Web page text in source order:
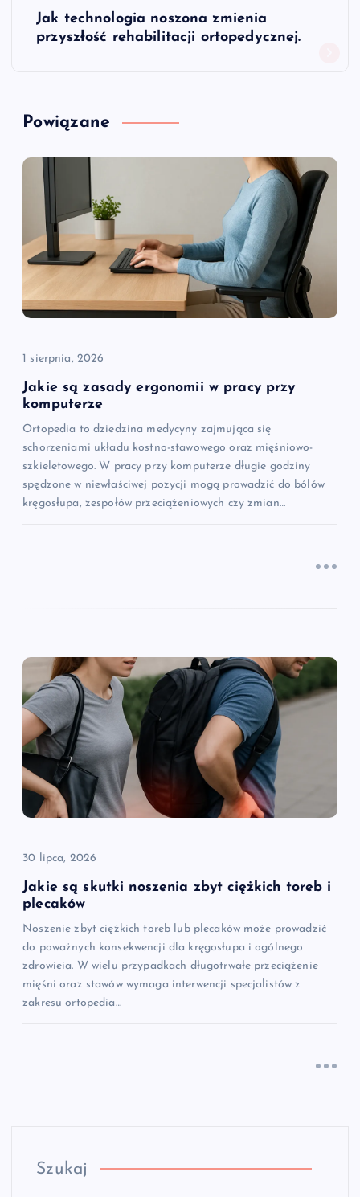
c
w
p
s
u
Jak technologia noszona zmienia
przyszłość rehabilitacji ortopedycznej.
Powiązane
1 sierpnia, 2026
Jakie są zasady ergonomii w pracy przy
komputerze
Ortopedia to dziedzina medycyny zajmująca się
schorzeniami układu kostno-stawowego oraz mięśniowo-
szkieletowego. W pracy przy komputerze długie godziny
spędzone w niewłaściwej pozycji mogą prowadzić do bólów
kręgosłupa, zespołów przeciążeniowych czy zmian…
30 lipca, 2026
Jakie są skutki noszenia zbyt ciężkich toreb i
plecaków
Noszenie zbyt ciężkich toreb lub plecaków może prowadzić
do poważnych konsekwencji dla kręgosłupa i ogólnego
zdrowieia. W wielu przypadkach długotrwałe przeciążenie
mięśni oraz stawów wymaga interwencji specjalistów z
zakresu ortopedia…
Szukaj